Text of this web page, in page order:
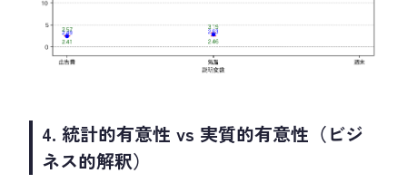
4. 統計的有意性 vs 実質的有意性（ビジ
ネス的解釈）